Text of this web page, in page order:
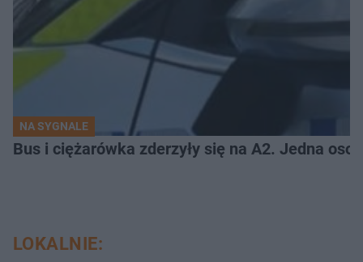
NA SYGNALE
Bus i ciężarówka zderzyły się na A2. Jedna
LOKALNIE: